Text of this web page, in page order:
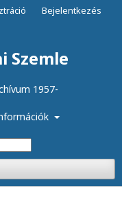
Szemle
1957-
Bejelentkezés